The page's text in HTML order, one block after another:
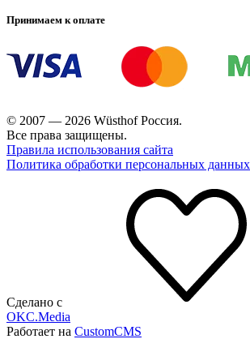
Принимаем к оплате
© 2007 — 2026 Wüsthof Россия.
Все права защищены.
Правила использования сайта
Политика обработки персональных
Сделано с
OKC.Media
Работает на CustomCMS